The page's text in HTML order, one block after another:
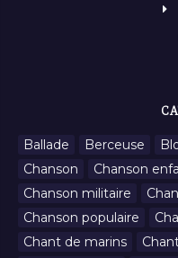
Ballade Berceuse
Chanson
Chanson
Chanson militaire
Chanson populaire
Chant de marins